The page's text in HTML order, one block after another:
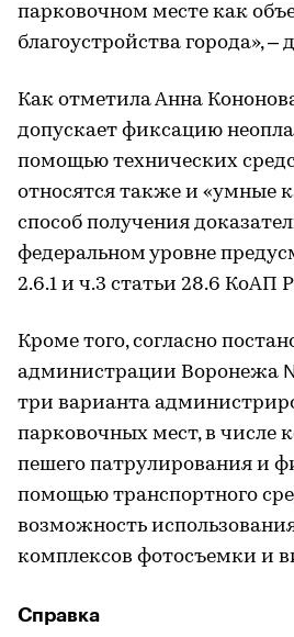
парковочном месте как
благоустройства города», –
Как отметила Анна
допускает фиксацию
помощью технических
относятся также и «умные
способ получения
федеральном уровне
2.6.1 и ч.3 статьи 28.6 КоАП
Кроме того, согласно
администрации Воронежа
три варианта
парковочных мест, в числе
пешего патрулирования и
помощью транспортного
возможность
комплексов фотосъемки и
Справка